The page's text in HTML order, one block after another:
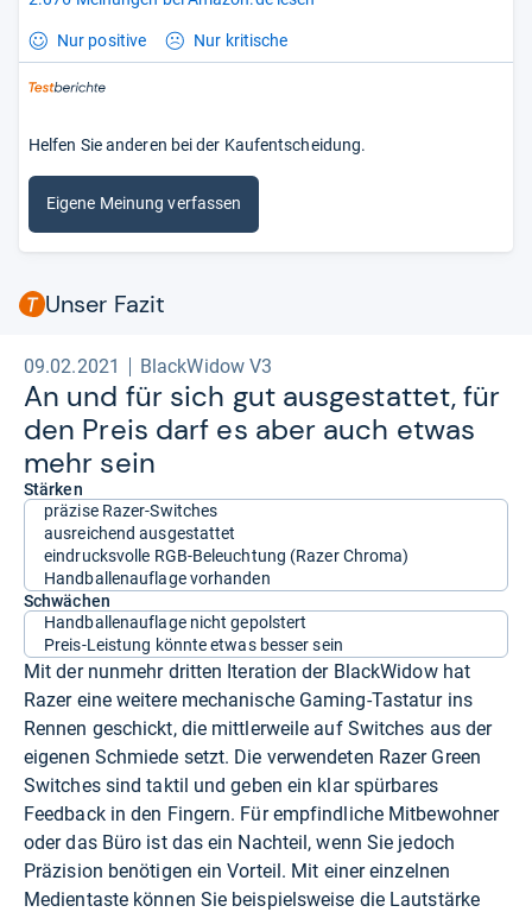
Nur positive Nur kritische
Helfen Sie anderen bei der Kaufentscheidung.
Eigene Meinung verfassen
Unser Fazit
09.02.2021 BlackWidow V3
An und für sich gut aus­ge­stat­tet, für
den Preis darf es aber auch etwas
mehr sein
Stärken
präzise Razer-Switches
ausreichend ausgestattet
eindrucksvolle RGB-Beleuchtung (Razer Chroma)
Handballenauflage vorhanden
Schwächen
Handballenauflage nicht gepolstert
Preis-Leistung könnte etwas besser sein
Mit der nunmehr dritten Iteration der BlackWidow hat
Razer eine weitere mechanische Gaming-Tastatur ins
Rennen geschickt, die mittlerweile auf Switches aus der
eigenen Schmiede setzt. Die verwendeten Razer Green
Switches sind taktil und geben ein klar spürbares
Feedback in den Fingern. Für empfindliche Mitbewohner
oder das Büro ist das ein Nachteil, wenn Sie jedoch
Präzision benötigen ein Vorteil. Mit einer einzelnen
Medientaste können Sie beispielsweise die Lautstärke